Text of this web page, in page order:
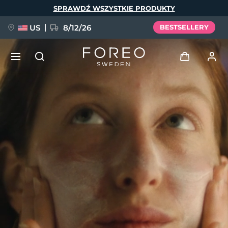
SPRAWDŹ WSZYSTKIE PRODUKTY
US 8/12/26 BESTSELLERY
Zaloguj
Profil użytkownika
Moje urządzenia
Moje zamówienia
Moje adresy
Moje subskrypcje
issa™ Teeth Whitening Set
Español
Français
Português
Русский
Türkçe
简体中文 繁體中文